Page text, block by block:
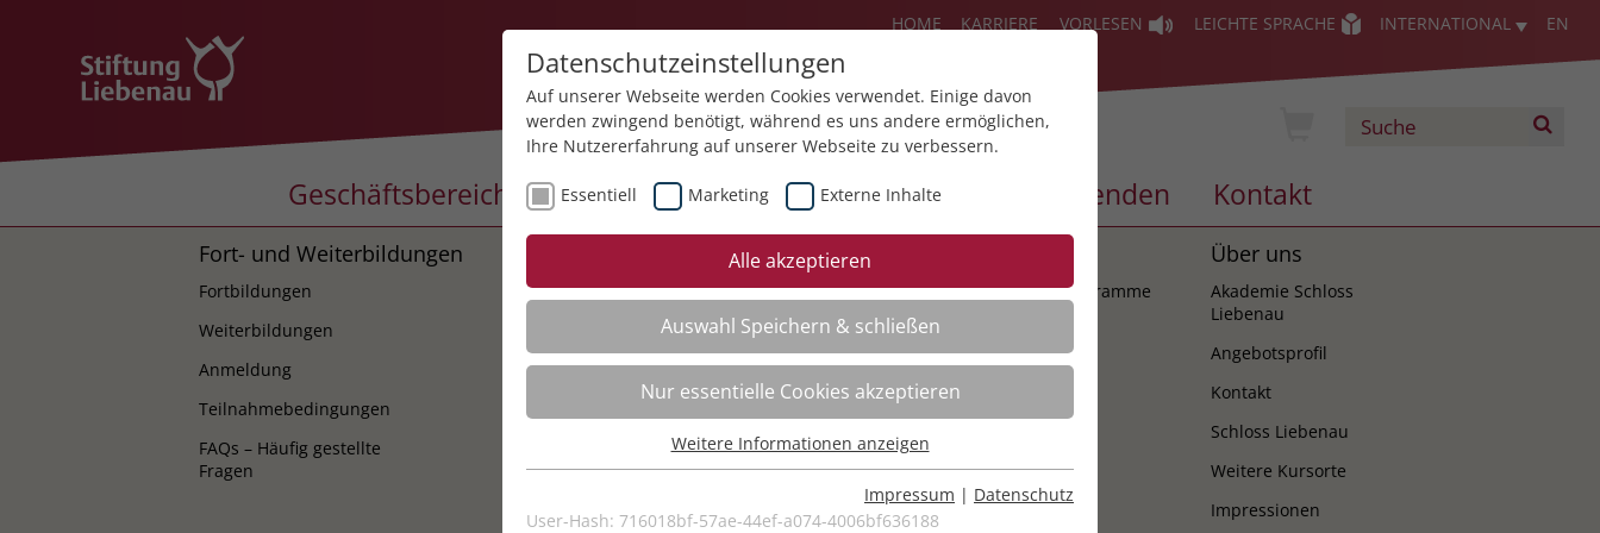
HOME KARRIERE VORLESEN LEICHTE SPRACHE INTERNATIONAL EN
Geschäftsbereiche Über uns Aktuelles Akademie Spenden Kontakt
Fort- und Weiterbildungen
Fortbildungen
Weiterbildungen
Anmeldung
Teilnahmebedingungen
FAQs – Häufig gestellte
Fragen
Kursempfehlungen
Beratung
Supervision
Coaching
Mediation
Organisationsentwicklung
Bildungsberatung
Moderation
Bildungsprogramme
Über uns
Akademie Schloss
Liebenau
Angebotsprofil
Kontakt
Schloss Liebenau
Weitere Kursorte
Impressionen
Datenschutzeinstellungen
Auf unserer Webseite werden Cookies verwendet. Einige davon
werden zwingend benötigt, während es uns andere ermöglichen,
Ihre Nutzererfahrung auf unserer Webseite zu verbessern.
Essentiell Marketing Externe Inhalte
Alle akzeptieren
Auswahl Speichern & schließen
Nur essentielle Cookies akzeptieren
Essentielle Cookies werden für grundlegende Funktionen der
Webseite benötigt. Dadurch ist gewährleistet, dass die Webseite
Weitere Informationen anzeigen
Impressum | Datenschutz
User-Hash: 716018bf-57ae-44ef-a074-4006bf636188